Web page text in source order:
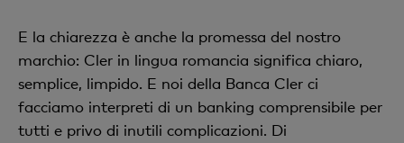
E la chiarezza è anche la promessa del nostro
marchio: Cler in lingua romancia significa chiaro,
semplice, limpido. E noi della Banca Cler ci
facciamo interpreti di un banking comprensibile per
tutti e privo di inutili complicazioni. Di